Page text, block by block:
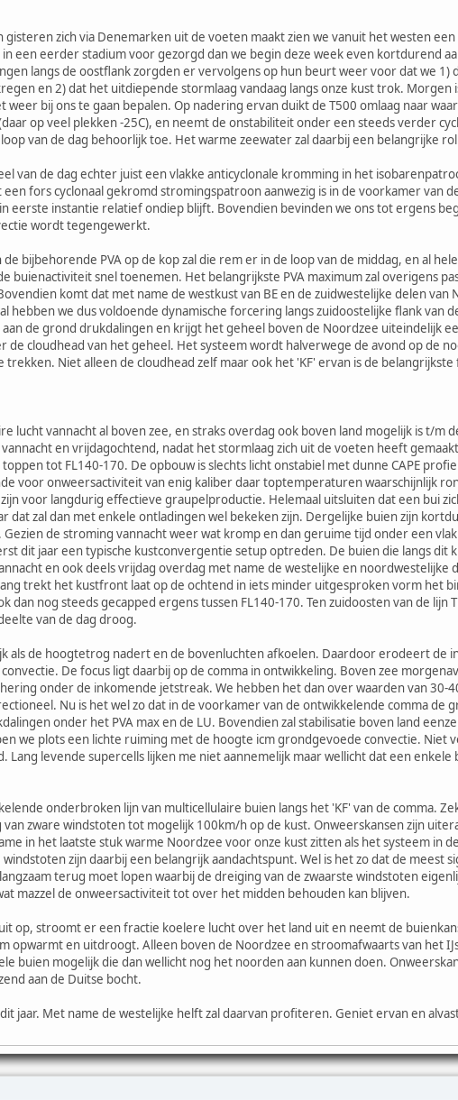
zich via Denemarken uit de voeten maakt zien we vanuit het westen
een eerder stadium voor gezorgd dan we begin deze week even kortdurend
langs de oostflank zorgden er vervolgens op hun beurt weer voor dat we 1)
en 2) dat het uitdiepende stormlaag vandaag langs onze kust trok. Morgen
bij ons te gaan bepalen. Op nadering ervan duikt de T500 omlaag naar
op veel plekken -25C), en neemt de onstabiliteit onder een steeds verder
van de dag behoorlijk toe. Het warme zeewater zal daarbij een belangrijke
van de dag echter juist een vlakke anticyclonale kromming in het
fors cyclonaal gekromd stromingspatroon aanwezig is in de voorkamer van
eerste instantie relatief ondiep blijft. Bovendien bevinden we ons tot ergens
wordt tegengewerkt.
bijbehorende PVA op de kop zal die rem er in de loop van de middag, en al
buienactiviteit snel toenemen. Het belangrijkste PVA maximum zal overigens
komt dat met name de westkust van BE en de zuidwestelijke delen van
hebben we dus voldoende dynamische forcering langs zuidoostelijke flank van
aan de grond drukdalingen en krijgt het geheel boven de Noordzee uiteindelijk
de cloudhead van het geheel. Het systeem wordt halverwege de avond op de
Niet alleen de cloudhead zelf maar ook het 'KF' ervan is de
lucht vannacht al boven zee, en straks overdag ook boven land mogelijk is t/m
en vrijdagochtend, nadat het stormlaag zich uit de voeten heeft
tot FL140-170. De opbouw is slechts licht onstabiel met dunne CAPE
voor onweersactiviteit van enig kaliber daar toptemperaturen waarschijnlijk
voor langdurig effectieve graupelproductie. Helemaal uitsluiten dat een bui
dat zal dan met enkele ontladingen wel bekeken zijn. Dergelijke buien zijn
de stroming vannacht weer wat kromp en dan geruime tijd onder een
dit jaar een typische kustconvergentie setup optreden. De buien die langs dit
en ook deels vrijdag overdag met name de westelijke en noordwestelijke
trekt het kustfront laat op de ochtend in iets minder uitgesproken vorm het
dan nog steeds gecapped ergens tussen FL140-170. Ten zuidoosten van de lijn
van de dag droog.
als de hoogtetrog nadert en de bovenluchten afkoelen. Daardoor erodeert de
De focus ligt daarbij op de comma in ontwikkeling. Boven zee
onder de inkomende jetstreak. We hebben het dan over waarden van 30-
Nu is het wel zo dat in de voorkamer van de ontwikkelende comma de
onder het PVA max en de LU. Bovendien zal stabilisatie boven land
we plots een lichte ruiming met de hoogte icm grondgevoede convectie. Niet
Lang levende supercells lijken me niet aannemelijk maar wellicht dat een enkele
onderbroken lijn van multicellulaire buien langs het 'KF' van de comma.
zware windstoten tot mogelijk 100km/h op de kust. Onweerskansen zijn
in het laatste stuk warme Noordzee voor onze kust zitten als het systeem in
zijn daarbij een belangrijk aandachtspunt. Wel is het zo dat de meest
terug moet lopen waarbij de dreiging van de zwaarste windstoten
mazzel de onweersactiviteit tot over het midden behouden kan blijven.
op, stroomt er een fractie koelere lucht over het land uit en neemt de
opwarmt en uitdroogt. Alleen boven de Noordzee en stroomafwaarts van het
buien mogelijk die dan wellicht nog het noorden aan kunnen doen.
aan de Duitse bocht.
jaar. Met name de westelijke helft zal daarvan profiteren. Geniet ervan en